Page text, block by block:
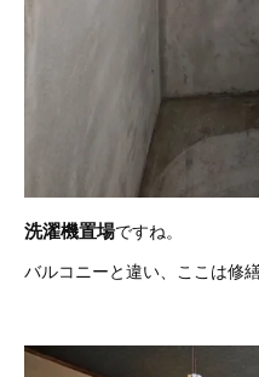
洗濯機置場ですね。
バルコニーと違い、ここは修